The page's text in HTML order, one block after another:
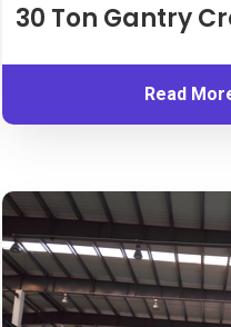
30 Ton Gantry
Read